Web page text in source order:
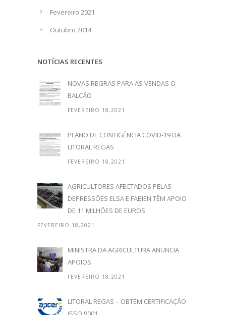
Fevereiro 2021
Outubro 2014
NOTÍCIAS RECENTES
NOVAS REGRAS PARA AS VENDAS O
BALCÃO
FEVEREIRO 18,2021
PLANO DE CONTIGÊNCIA COVID-19 DA
LITORAL REGAS
FEVEREIRO 18,2021
AGRICULTORES AFECTADOS PELAS
DEPRESSÕES ELSA E FABIEN TÊM APOIO
DE 11 MILHÕES DE EUROS
FEVEREIRO 18,2021
MINISTRA DA AGRICULTURA ANUNCIA
APOIOS
FEVEREIRO 18,2021
LITORAL REGAS – OBTÉM CERTIFICAÇÃO